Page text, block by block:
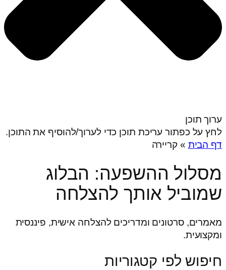
ערוך תוכן
לחץ על כפתור עריכת תוכן כדי לערוך/להוסיף את התוכן.
דף הבית »קריירה
מסלול ההשפעה: הבלוג
שמוביל אותך להצלחה
מאמרים, סרטונים ומדריכים להצלחה אישית, פיננסית
ומקצועית.
חיפוש לפי קטגוריות